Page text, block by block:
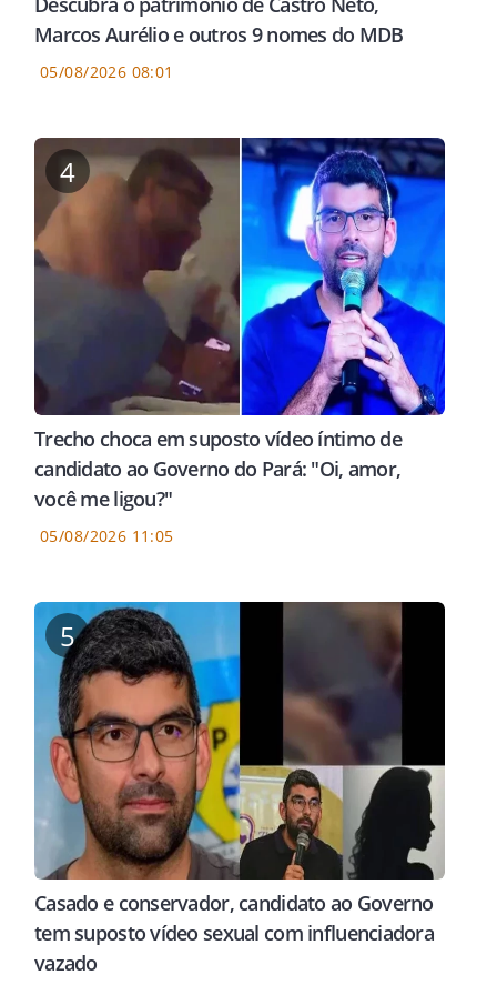
Marcos Aurélio e outros 9 nomes do MDB
05/08/2026 08:01
4
Trecho choca em suposto vídeo íntimo de
candidato ao Governo do Pará: "Oi, amor,
você me ligou?"
05/08/2026 11:05
5
Casado e conservador, candidato ao Governo
tem suposto vídeo sexual com influenciadora
vazado